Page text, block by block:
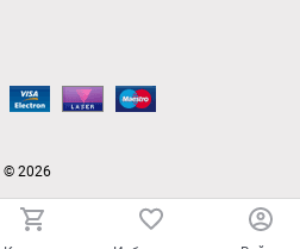
© 2026